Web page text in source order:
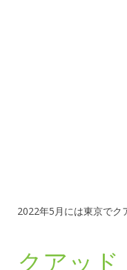
2022年5月には東京でク
クアッ